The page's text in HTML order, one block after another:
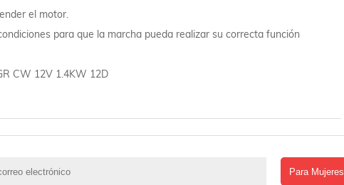
el motor.
para que la marcha pueda realizar su correcta función
CW 12V 1.4KW 12D
Para Mujeres